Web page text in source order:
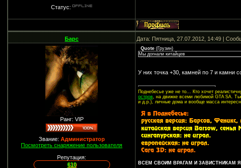
Статус:
Барс Дата: Пятница, 27.07.2012, 14:49 |
Ранг: VIP
Звание: Администратор
Посмотреть снаряжение пользователя
Репутация:
610
Quote (Грузин)
Мы догнали китайцев
У них точка +30, камней по 7 и камни
Поднебесье уже не то... Кто хочет
остров, на движке всеми любимой GTA SA.
и д.р.), личные дома и вообще масса
ВСЕМ СВОИМ ВРАГАМ И ЗАВИСТНИКАМ